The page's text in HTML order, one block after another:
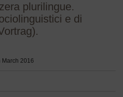
plurilingue.
e di
March 2016